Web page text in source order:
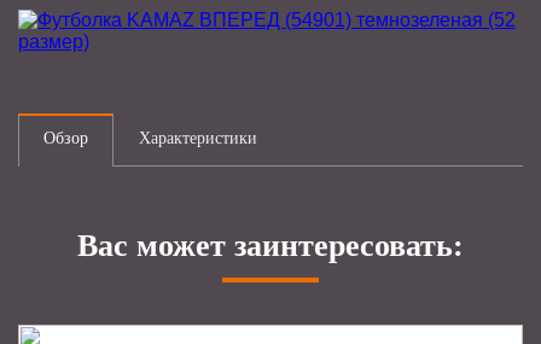
Обзор Характеристики
Вас может заинтересовать: